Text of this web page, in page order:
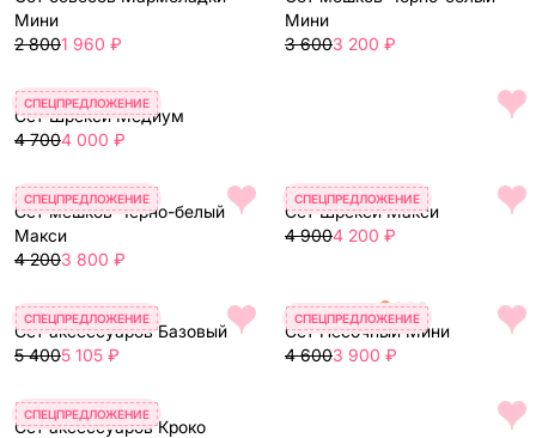
Мини
2 8001 960 ₽
Мини
3 6003 200 ₽
Сет Шрекси Медиум
4 7004 000 ₽
СПЕЦПРЕДЛОЖЕНИЕ
Сет мешков Чёрно-белый
Макси
4 2003 800 ₽
СПЕЦПРЕДЛОЖЕНИЕ
Сет Шрекси Макси
4 9004 200 ₽
СПЕЦПРЕДЛОЖЕНИЕ
Сет аксессуаров Базовый
5 4005 105 ₽
СПЕЦПРЕДЛОЖЕНИЕ
Сет Песочный Мини
4 6003 900 ₽
СПЕЦПРЕДЛОЖЕНИЕ
Сет аксессуаров Кроко
СПЕЦПРЕДЛОЖЕНИЕ